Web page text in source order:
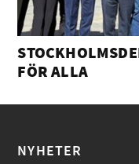
FÖR ALLA
NYHETER